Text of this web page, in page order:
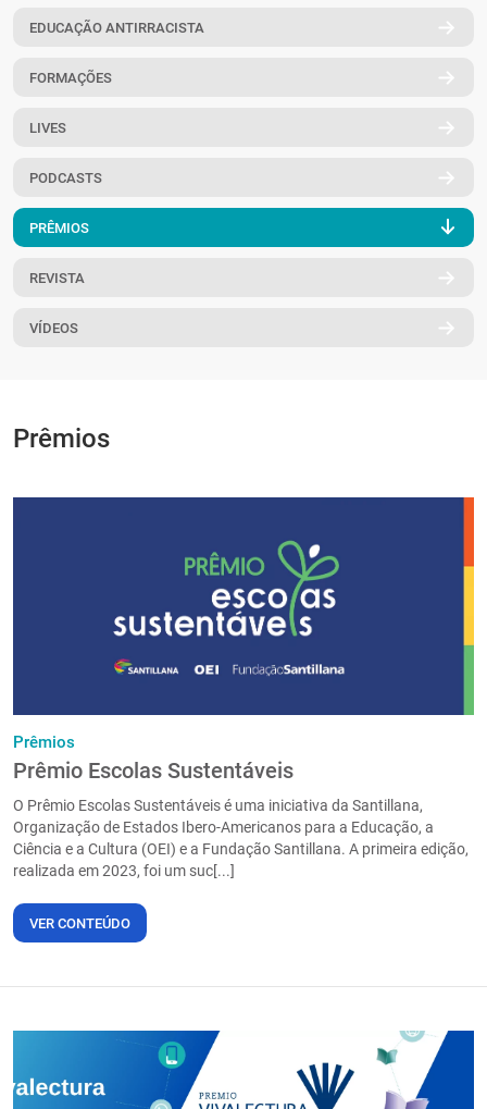
PT
EDUCAÇÃO ANTIRRACISTA
FORMAÇÕES
LIVES
PODCASTS
PRÊMIOS
REVISTA
VÍDEOS
Prêmios
Prêmios
Prêmio Escolas Sustentáveis
O Prêmio Escolas Sustentáveis é uma iniciativa da Santillana,
Organização de Estados Ibero-Americanos para a Educação, a
Ciência e a Cultura (OEI) e a Fundação Santillana. A primeira edição,
realizada em 2023, foi um suc[...]
VER CONTEÚDO